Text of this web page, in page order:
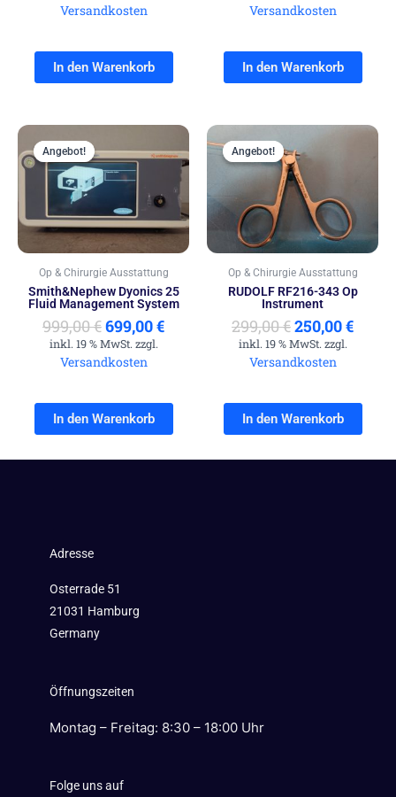
Versandkosten
In den Warenkorb
Versandkosten
In den Warenkorb
Angebot!
Angebot!
Op & Chirurgie Ausstattung
Smith&Nephew Dyonics 25
Fluid Management System
999,00€
Ursprünglicher
Preis
war:
999,00 €
699,00€
Aktueller
Preis
ist:
699,00 €.
inkl. 19 % MwSt. zzgl.
Versandkosten
In den Warenkorb
Angebot!
Angebot!
Op & Chirurgie Ausstattung
RUDOLF RF216-343 Op
Instrument
299,00€
Preis
war:
299,00 €
250,00€
inkl. 19 % MwSt. zzgl.
Versandkosten
In den Warenkorb
Adresse
Osterrade 51
21031 Hamburg
Germany
Öffnungszeiten
Montag – Freitag: 8:30 – 18:00 Uhr
Folge uns auf